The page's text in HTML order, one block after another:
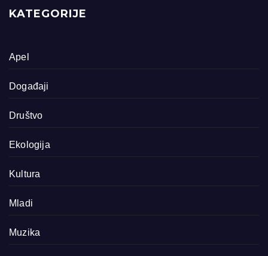
KATEGORIJE
Apel
Događaji
Društvo
Ekologija
Kultura
Mladi
Muzika